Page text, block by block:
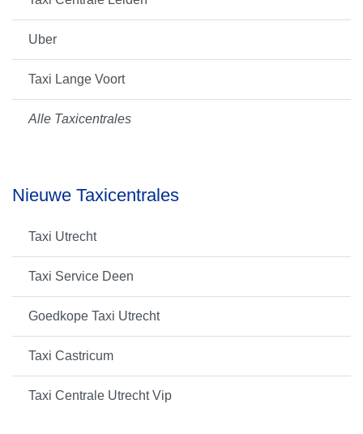
Uber
Taxi Lange Voort
Alle Taxicentrales
Nieuwe Taxicentrales
Taxi Utrecht
Taxi Service Deen
Goedkope Taxi Utrecht
Taxi Castricum
Taxi Centrale Utrecht Vip